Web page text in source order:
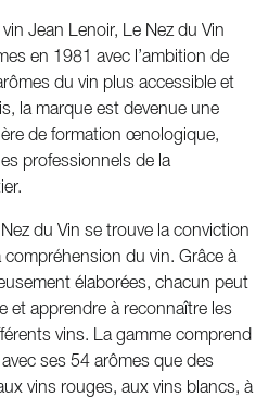
Jean Lenoir, Le Nez du Vin
en 1981 avec l’ambition de
du vin plus accessible et
la marque est devenue une
de formation œnologique,
professionnels de la
du Vin se trouve la conviction
du vin. Grâce à
élaborées, chacun peut
et apprendre à reconnaître les
vins. La gamme comprend
ses 54 arômes que des
vins rouges, aux vins blancs, à